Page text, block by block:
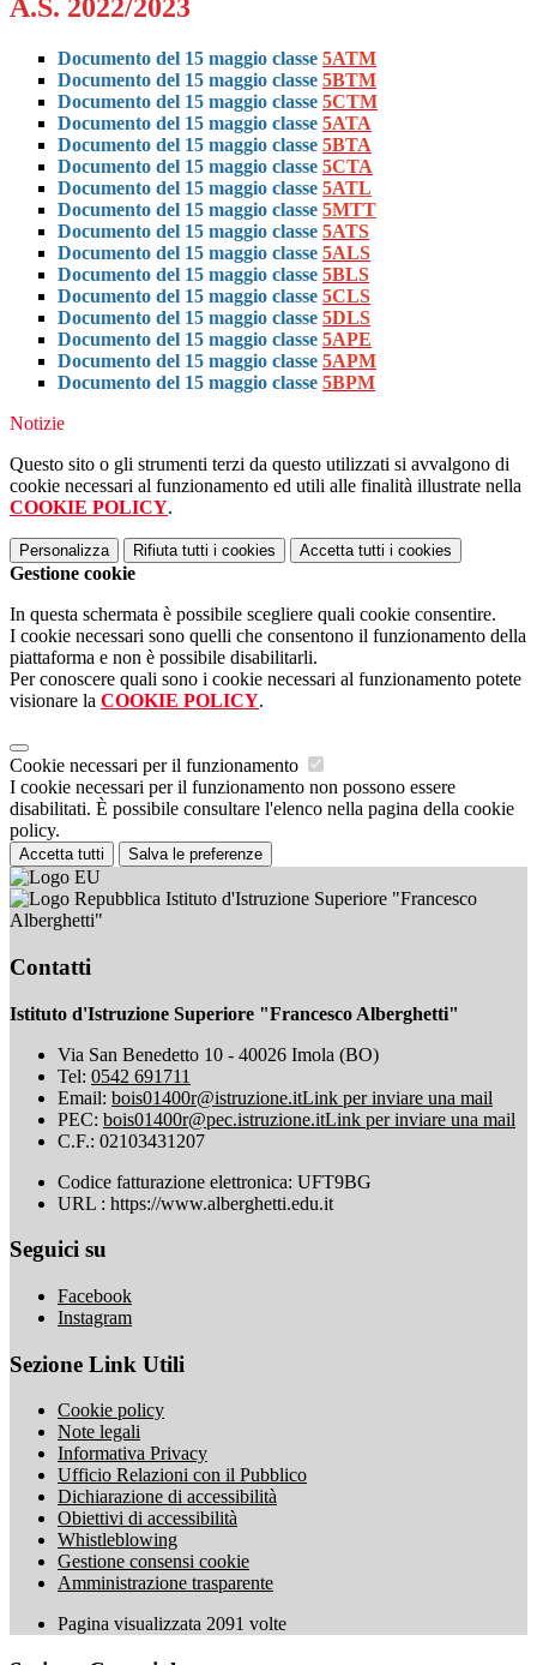
A.S. 2022/2023
Documento del 15 maggio classe 5ATM
Documento del 15 maggio classe 5BTM
Documento del 15 maggio classe 5CTM
Documento del 15 maggio classe 5ATA
Documento del 15 maggio classe 5BTA
Documento del 15 maggio classe 5CTA
Documento del 15 maggio classe 5ATL
Documento del 15 maggio classe 5MTT
Documento del 15 maggio classe 5ATS
Documento del 15 maggio classe 5ALS
Documento del 15 maggio classe 5BLS
Documento del 15 maggio classe 5CLS
Documento del 15 maggio classe 5DLS
Documento del 15 maggio classe 5APE
Documento del 15 maggio classe 5APM
Documento del 15 maggio classe 5BPM
Notizie
Questo sito o gli strumenti terzi da questo utilizzati si avvalgono di
cookie necessari al funzionamento ed utili alle finalità illustrate nella
COOKIE POLICY.
Personalizza Rifiuta tutti i cookies Accetta tutti i cookies
Gestione cookie
In questa schermata è possibile scegliere quali cookie consentire.
I cookie necessari sono quelli che consentono il funzionamento della
piattaforma e non è possibile disabilitarli.
Per conoscere quali sono i cookie necessari al funzionamento potete
visionare la COOKIE POLICY.
Cookie necessari per il funzionamento
I cookie necessari per il funzionamento non possono essere
disabilitati. È possibile consultare l'elenco nella pagina della cookie
policy.
Accetta tutti Salva le preferenze
Istituto d'Istruzione Superiore "Francesco
Alberghetti"
Contatti
Istituto d'Istruzione Superiore "Francesco Alberghetti"
Via San Benedetto 10 - 40026 Imola (BO)
Tel: 0542 691711
Email: bois01400r@istruzione.itLink per inviare una mail
PEC: bois01400r@pec.istruzione.itLink per inviare una mail
C.F.: 02103431207
Codice fatturazione elettronica: UFT9BG
URL : https://www.alberghetti.edu.it
Seguici su
Facebook
Instagram
Sezione Link Utili
Cookie policy
Note legali
Informativa Privacy
Ufficio Relazioni con il Pubblico
Dichiarazione di accessibilità
Obiettivi di accessibilità
Whistleblowing
Gestione consensi cookie
Amministrazione trasparente
Pagina visualizzata 2091 volte